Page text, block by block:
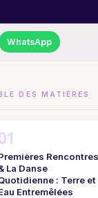
WhatsApp
DES MATIÈRES
Rencontres
La Danse
: Terre et
Entremêlées